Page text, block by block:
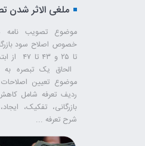
موضوع تصویب نامه
ردیف تعرفه شامل
بازرگانی، تفکیک،
شرح تعرفه ...